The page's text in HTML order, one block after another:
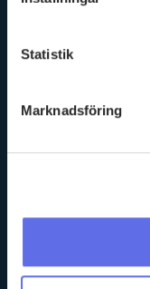
Statistik
Marknadsföring
Registration